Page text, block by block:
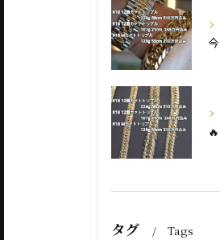
タグ Tags